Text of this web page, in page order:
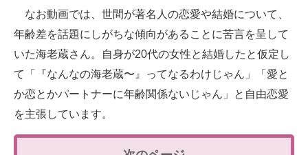
なお動画では、世間が著名人の恋愛や結婚について、
年齢差を話題にしがちな傾向があることに苦言を呈して
いた海老蔵さん。自身が20代の女性と結婚したと仮定し
て「『なんなの海老蔵〜』ってなるわけじゃん」「愛と
か恋とかパートナーに年齢関係ないじゃん」と自由恋愛
を主張しています。